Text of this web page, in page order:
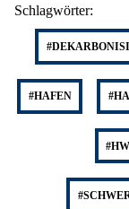
Schlagwörter:
#HAFEN